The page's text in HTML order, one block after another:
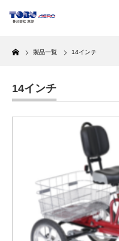
Home
製品一覧 14インチ
14インチ